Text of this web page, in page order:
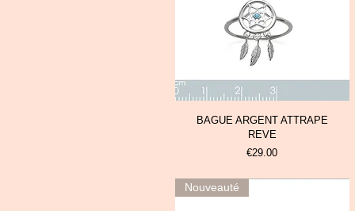
BAGUE ARGENT ATTRAPE
REVE
Prix
€29.00
Nouveauté